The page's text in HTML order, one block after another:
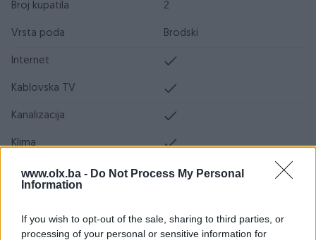
www.olx.ba - Do Not Process My Personal
Information
If you wish to opt-out of the sale, sharing to third parties, or
processing of your personal or sensitive information for
Broj kupatila 2
Vrsta poda Brodski
Internet
Kablovska TV
Kanalizacija
Klima
Plin
Telefonski priključak